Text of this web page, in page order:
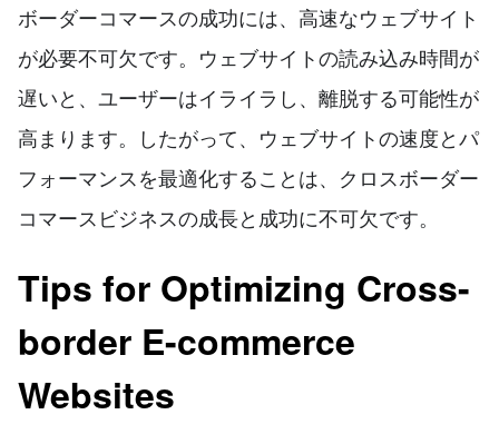
ボーダーコマースの成功には、高速なウェブサイト
が必要不可欠です。ウェブサイトの読み込み時間が
遅いと、ユーザーはイライラし、離脱する可能性が
高まります。したがって、ウェブサイトの速度とパ
フォーマンスを最適化することは、クロスボーダー
コマースビジネスの成長と成功に不可欠です。
Tips for Optimizing Cross-
border E-commerce
Websites